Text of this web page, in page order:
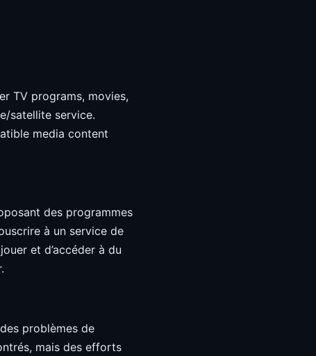
TV programs, movies,
satellite service.
media content
des programmes
à un service de
et d’accéder à du
problèmes de
mais des efforts